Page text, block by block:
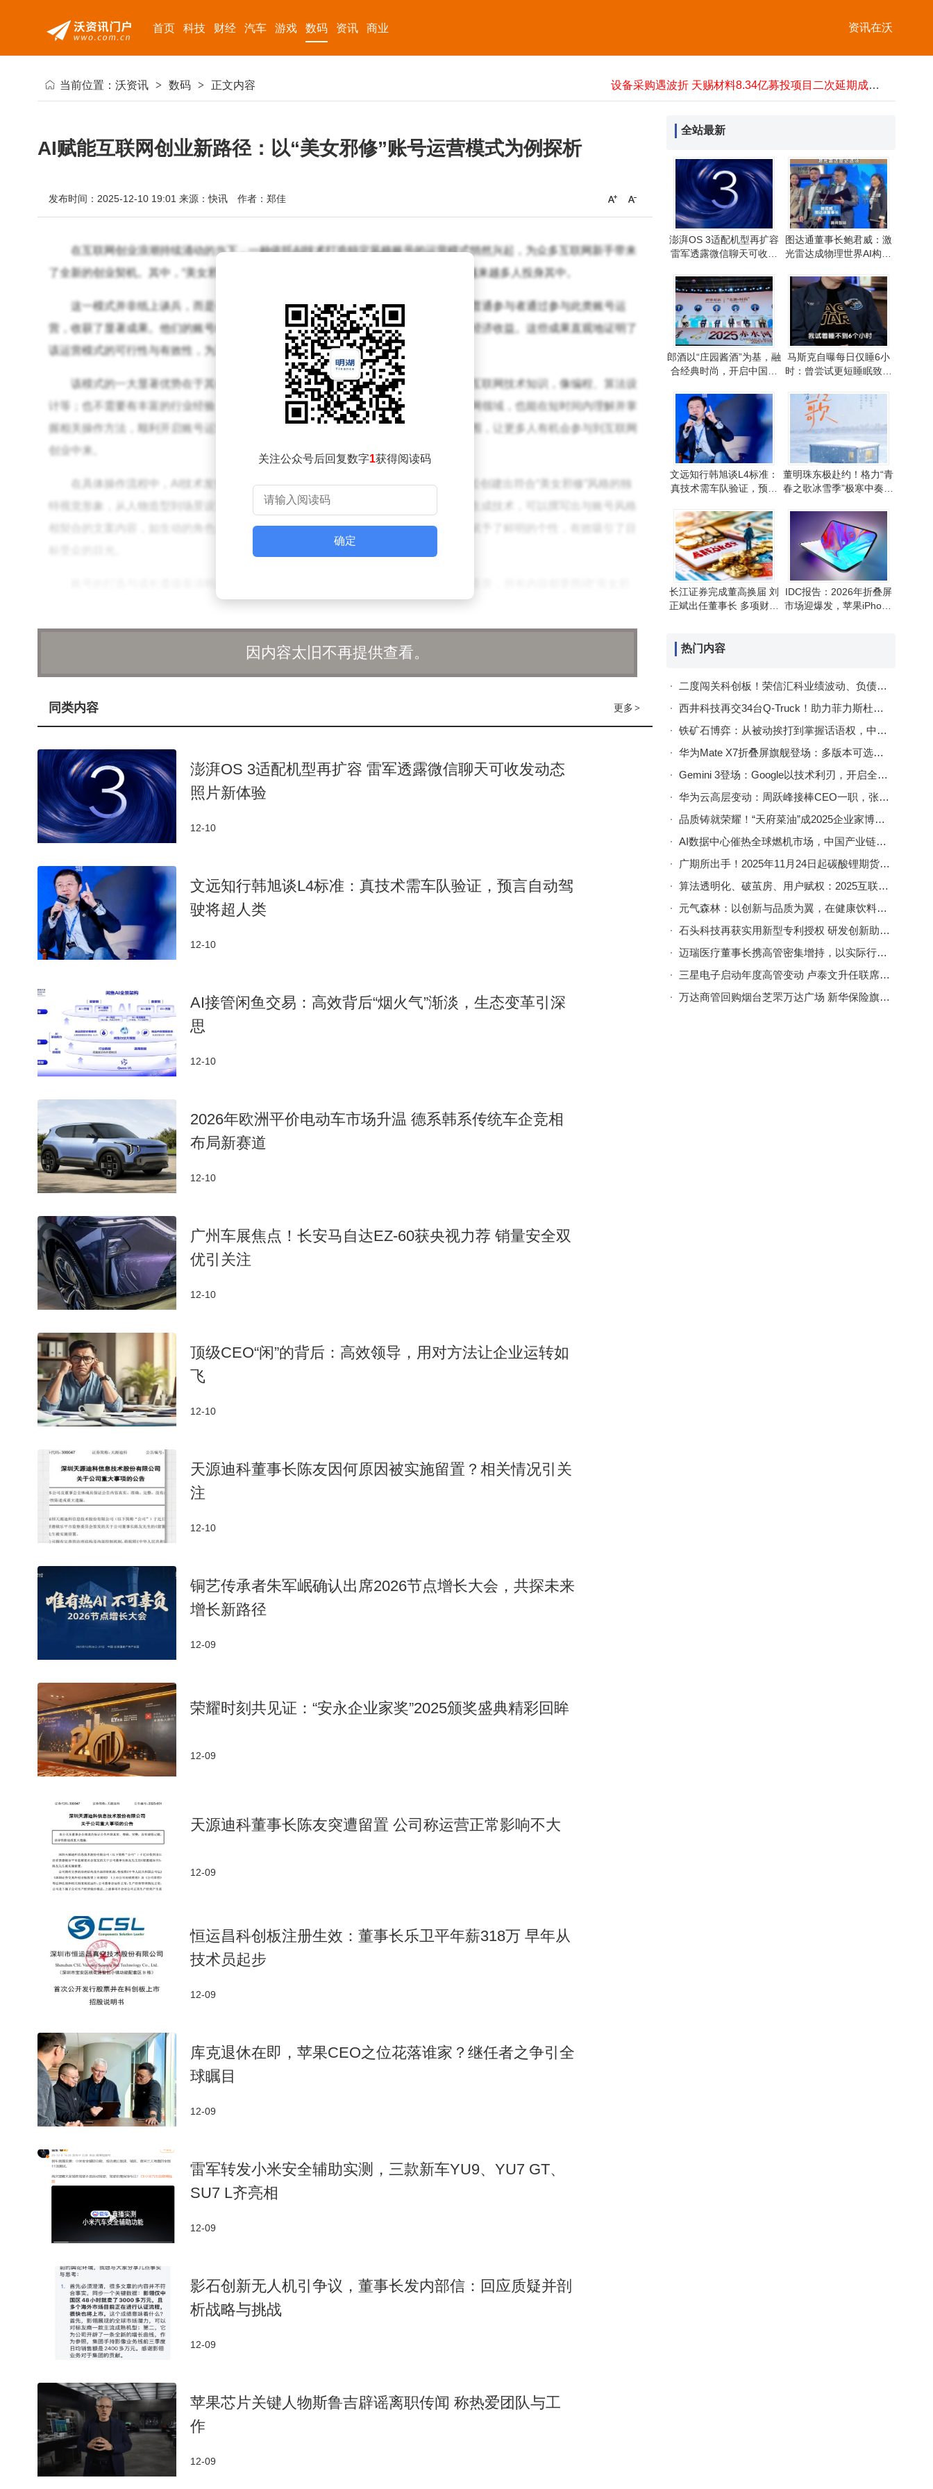
资讯在沃
首页 科技 财经 汽车 游戏 数码 资讯 商业
澎湃OS 3适配机型再扩容 雷军透露微信聊天可收发动态照片新体验
文远知行韩旭谈L4标准：真技术需车队验证，预言自动驾驶将超人类
梦龙“单飞”三地上市，高端市场新征程能否突围现制门店冲击？
谷歌Deep Think模型公测：数学奥赛金牌级推理能力，引领AI新竞争
科创板持续回调态势，科创板50ETF昨日资金净流入近3亿元
智汇矿业过聆讯：扎根西藏深耕锌铅铜精矿 业绩同比大增扭亏为盈
澎湃OS 3适配机型再扩容 雷军透露微信聊天可收发动态照片新体验
当前位置： 沃资讯 > 数码 > 正文内容
AI赋能互联网创业新路径：以“美女邪修”账号运营模式为例探析
发布时间：2025-12-10 19:01 来源：快讯 作者：郑佳
在互联网创业浪潮持续涌动的当下，一种依托AI技术打造特定风格账号的运营模式悄然兴起，为众多互联网新手带来
了全新的创业契机。其中，“美女邪修”风格账号运营成为备受瞩目的典型案例，吸引着越来越多人投身其中。
这一模式并非纸上谈兵，而是有着实实在在的成功案例作为支撑。目前，已有不少普通参与者通过参与此类账号运
营，收获了显著成果。他们的账号粉丝量稳步增长，影响力不断扩大，还获得了一定的经济收益。这些成果直观地证明了
该运营模式的可行性与有效性，为互联网新手提供了可借鉴的成功路径。
该模式的一大显著优势在于其低门槛特性。对于互联网新手而言，无需掌握复杂的互联网技术知识，像编程、算法设
计等；也不需要有丰富的行业经验，如市场分析、营销策略制定等。即便刚刚踏入互联网领域，也能在短时间内理解并掌
握相关操作方法，顺利开启账号运营之旅。这种低门槛特性极大地拓宽了创业人群的范围，让更多人有机会参与到互联网
创业中来。
在具体操作流程中，AI技术发挥着核心作用。参与者借助AI图像生成技术，能够轻松创建出符合“美女邪修”风格的独
特视觉形象，从人物造型到场景设置，都能展现出别具一格的魅力。同时，利用AI文本生成技术，可以撰写出与账号风格
相契合的文案内容，如生动的角色介绍、精彩的故事剧情等。这些AI生成的内容为账号赋予了鲜明的个性，有效吸引了目
渐扩大，实现账号的成长。在此过程中，参与者要注重与粉丝的沟通交流，及时了解粉丝需求和反馈，不断优化账号内容
在在的经济收益；也可以开展线上付费活动，如付费观看独家内容、参与线上互动等；还可以销售与账号风格相关的周边
产品，如定制饰品、服装等，实现账号的商业价值。
对于互联网新手来说，这一运营模式具有多方面的价值。它提供了一个宝贵的实践平台，让新手能够将所学理论知识
应用到实际操作中，积累实践经验，提升在互联网领域的运营能力。同时，与一些传统互联网创业项目相比，该模式风险
相对较低。操作流程简单易懂，新手遇到的问题较少且容易解决，而且不需要大量资金投入，主要依赖AI技术和个人时间
精力，降低了创业的财务压力和风险。
账号实现长期稳定发展。这一依托AI技术打造特定风格账号的运营模式，无疑为互联网新手提供了一个值得尝试和深入研
究的创业方向。
关注公众号后回复数字1获得阅读码
确定
因内容太旧不再提供查看。
更多 >
同类内容
澎湃OS 3适配机型再扩容 雷军透露微信聊天可收发动态
照片新体验
12-10
文远知行韩旭谈L4标准：真技术需车队验证，预言自动驾
驶将超人类
12-10
AI接管闲鱼交易：高效背后“烟火气”渐淡，生态变革引深
思
12-10
2026年欧洲平价电动车市场升温 德系韩系传统车企竞相
布局新赛道
12-10
广州车展焦点！长安马自达EZ-60获央视力荐 销量安全双
优引关注
12-10
顶级CEO“闲”的背后：高效领导，用对方法让企业运转如
飞
12-10
天源迪科董事长陈友因何原因被实施留置？相关情况引关
注
12-10
铜艺传承者朱军岷确认出席2026节点增长大会，共探未来
增长新路径
12-09
荣耀时刻共见证：“安永企业家奖”2025颁奖盛典精彩回眸
12-09
天源迪科董事长陈友突遭留置 公司称运营正常影响不大
12-09
恒运昌科创板注册生效：董事长乐卫平年薪318万 早年从
技术员起步
12-09
库克退休在即，苹果CEO之位花落谁家？继任者之争引全
球瞩目
12-09
雷军转发小米安全辅助实测，三款新车YU9、YU7 GT、
SU7 L齐亮相
12-09
影石创新无人机引争议，董事长发内部信：回应质疑并剖
析战略与挑战
12-09
苹果芯片关键人物斯鲁吉辟谣离职传闻 称热爱团队与工
作
12-09
全站最新
澎湃OS 3适配机型再扩容
雷军透露微信聊天可收发
图达通董事长鲍君威：激
光雷达成物理世界AI构建
郎酒以“庄园酱酒”为基，融
合经典时尚，开启中国白
马斯克自曝每日仅睡6小
时：曾尝试更短睡眠致认
文远知行韩旭谈L4标准：
真技术需车队验证，预言
董明珠东极赴约！格力“青
春之歌冰雪季”极寒中奏响
长江证券完成董高换届 刘
正斌出任董事长 多项财务
IDC报告：2026年折叠屏
市场迎爆发，苹果iPhone
热门内容
二度闯关科创板！荣信汇科业绩波动、负债走高能否成功上市？
西井科技再交34台Q-Truck！助力菲力斯杜港成欧洲自动驾驶新标杆
铁矿石博弈：从被动挨打到掌握话语权，中国如何改写全球贸易版图
华为Mate X7折叠屏旗舰登场：多版本可选，影像技术突破引领行业新高度
Gemini 3登场：Google以技术利刃，开启全球AI竞争新篇章
华为云高层变动：周跃峰接棒CEO一职，张平安升任董事长引领新发展
品质铸就荣耀！“天府菜油”成2025企业家博鳌论坛指定用油并亮相展区
AI数据中心催热全球燃机市场，中国产业链企业借势崛起共享红利
广期所出手！2025年11月24日起碳酸锂期货相关合约手续费及限额有变
算法透明化、破茧房、用户赋权：2025互联网平台流量规则迎来深度变革
元气森林：以创新与品质为翼，在健康饮料赛道加速腾飞
石头科技再获实用新型专利授权 研发创新助力清洁领域新发展
迈瑞医疗董事长携高管密集增持，以实际行动传递长期发展信心
三星电子启动年度高管变动 卢泰文升任联席CEO 尹长贤朴洪坤获新职
万达商管回购烟台芝罘万达广场 新华保险旗下企业退出股东行列